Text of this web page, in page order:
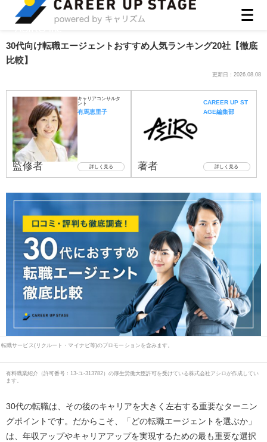
30代向け転職エージェントおすすめ人気ランキング20社【徹底
比較】
更新日：2026.08.08
監修者
キャリアコンサルタ
ント
有馬恵里子
詳しく見る 著者
CAREER UP ST
AGE編集部
詳しく見る
転職サービス(リクルート・マイナビ等)のプロモーションを含みます。
有料職業紹介（許可番号：13-ユ-313782）の厚生労働大臣許可を受けている株式会社アシロが作成してい
ます。
30代の転職は、その後のキャリアを大きく左右する重要なターニン
グポイントです。だからこそ、「どの転職エージェントを選ぶか」
は、年収アップやキャリアアップを実現するための最も重要な選択